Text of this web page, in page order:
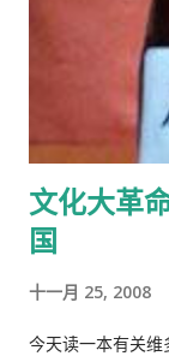
文化大革
国
十一月 25, 2008
今天读一本有关